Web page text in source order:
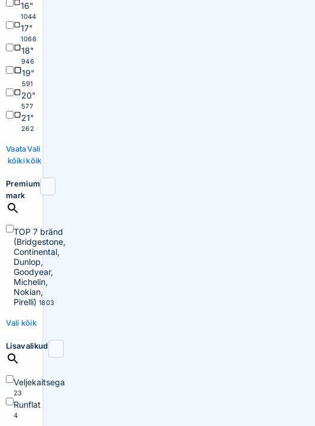
16"
1044
17"
1066
18"
946
19"
591
20"
577
21"
262
Vaata
kõiki
Vali
kõik
Premium
mark
TOP 7 bränd
(Bridgestone,
Continental,
Dunlop,
Goodyear,
Michelin,
Nokian,
Pirelli) 1803
Vali kõik
Lisavalikud
Veljekaitsega
23
Runflat
4